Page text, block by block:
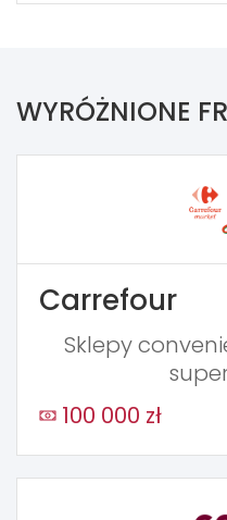
WYRÓŻNIONE
Carrefour
Sklepy
100 000 zł